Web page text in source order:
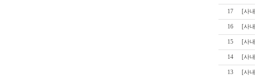
17 [사
16 [사
15 [사
14 [사
13 [사